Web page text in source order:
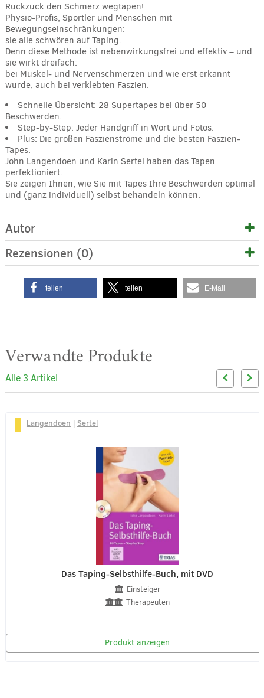
Ruckzuck den Schmerz wegtapen!
Physio-Profis, Sportler und Menschen mit
Bewegungseinschränkungen:
sie alle schwören auf Taping.
Denn diese Methode ist nebenwirkungsfrei und effektiv – und
sie wirkt dreifach:
bei Muskel- und Nervenschmerzen und wie erst erkannt
wurde, auch bei verklebten Faszien.
Schnelle Übersicht: 28 Supertapes bei über 50
Beschwerden.
Step-by-Step: Jeder Handgriff in Wort und Fotos.
Plus: Die großen Faszienströme und die besten Faszien-
Tapes.
John Langendoen und Karin Sertel haben das Tapen
perfektioniert.
Sie zeigen Ihnen, wie Sie mit Tapes Ihre Beschwerden optimal
und (ganz individuell) selbst behandeln können.
Autor
Rezensionen (0)
teilen teilen E-Mail
Verwandte Produkte
Alle 3 Artikel
Langendoen | Sertel
Das Taping-Selbsthilfe-Buch, mit DVD
Einsteiger
Therapeuten
Produkt anzeigen